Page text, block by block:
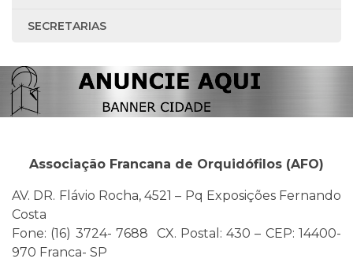
SECRETARIAS
Associação Francana de Orquidófilos (AFO)
AV. DR. Flávio Rocha, 4521 – Pq Exposições Fernando
Costa
Fone: (16) 3724- 7688 CX. Postal: 430 – CEP: 14400-
970 Franca- SP